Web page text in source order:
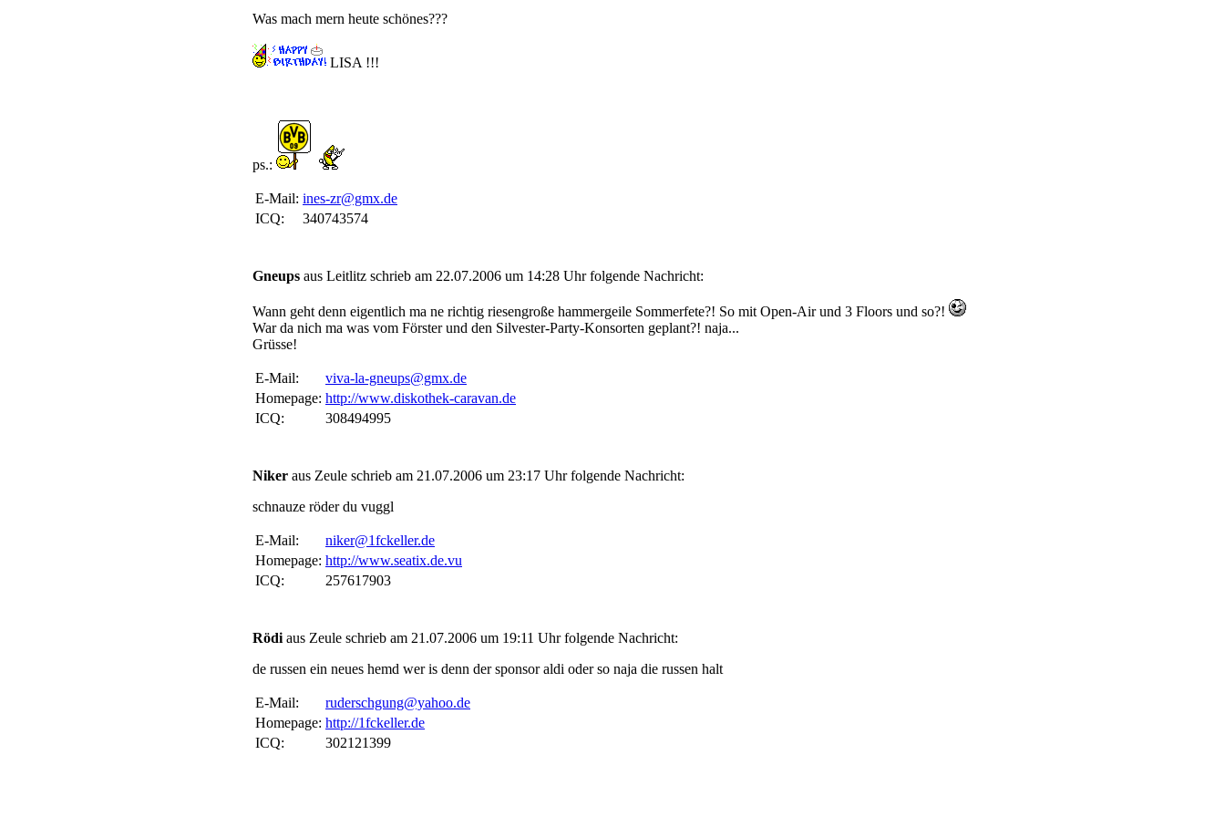
Was mach mern heute schönes???
LISA !!!
ps.:
E-Mail: ines-zr@gmx.de
ICQ:
340743574
Gneups aus Leitlitz schrieb am 22.07.2006 um 14:28 Uhr folgende Nachricht:
Wann geht denn eigentlich ma ne richtig riesengroße hammergeile Sommerfete?! So mit Open-Air und 3 Floors und so?!
War da nich ma was vom Förster und den Silvester-Party-Konsorten geplant?! naja...
Grüsse!
E-Mail:
viva-la-gneups@gmx.de
Homepage: http://www.diskothek-caravan.de
ICQ:
308494995
Niker aus Zeule schrieb am 21.07.2006 um 23:17 Uhr folgende Nachricht:
schnauze röder du vuggl
E-Mail:
niker@1fckeller.de
Homepage: http://www.seatix.de.vu
ICQ:
257617903
Rödiaus Zeule schrieb am 21.07.2006 um 19:11 Uhr folgende Nachricht:
de russen ein neues hemd wer is denn der sponsor aldi oder so naja die russen halt
E-Mail:
ruderschgung@yahoo.de
Homepage: http://1fckeller.de
ICQ:
302121399